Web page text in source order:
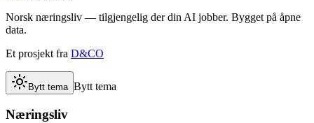
Norsk næringsliv — tilgjengelig der din AI jobber. Bygget på åpne
data.
Et prosjekt fra D&CO
Bytt tema Bytt tema
Næringsliv